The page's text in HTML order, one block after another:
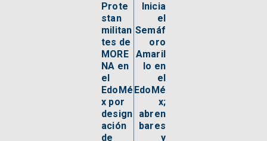
Prote
stan
militan
tes de
MORE
NA en
el
EdoMé
x por
design
ación
de
Inicia
el
Semáf
oro
Amaril
lo en
el
EdoMé
x;
abren
bares
y